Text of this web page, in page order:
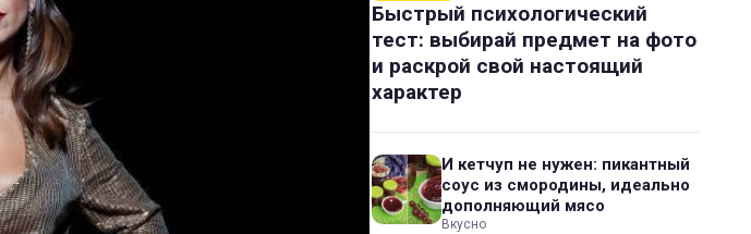
Быстрый психологический
тест: выбирай предмет на фото
и раскрой свой настоящий
характер
И кетчуп не нужен: пикантный
соус из смородины, идеально
дополняющий мясо
Вкусно